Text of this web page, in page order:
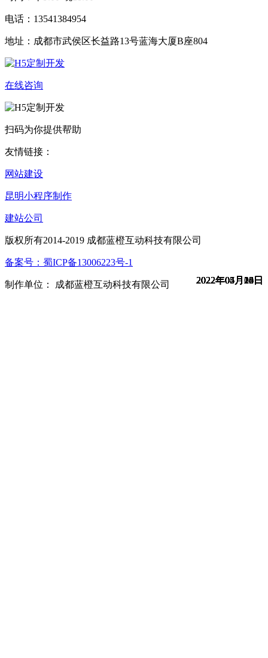
2022年07月04日
2022年05月24日
2022年05月20日
2022年05月18日
2022年05月16日
2022年05月12日
2022年05月10日
2022年04月25日
2022年04月24日
电话：13541384954
地址：成都市武侯区长益路13号蓝海大厦B座804
在线咨询
扫码为你提供帮助
友情链接：
网站建设
昆明小程序制作
建站公司
版权所有2014-2019 成都蓝橙互动科技有限公司
备案号：蜀ICP备13006223号-1
制作单位： 成都蓝橙互动科技有限公司